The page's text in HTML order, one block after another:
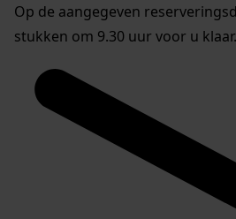
Op de aangegeven
stukken om 9.30 uur voor u klaar.